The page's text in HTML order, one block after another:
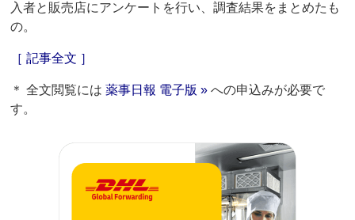
入者と販売店にアンケートを行い、調査結果をまとめたも
の。
［ 記事全文 ］
＊ 全文閲覧には薬事日報 電子版 » への申込みが必要で
す。